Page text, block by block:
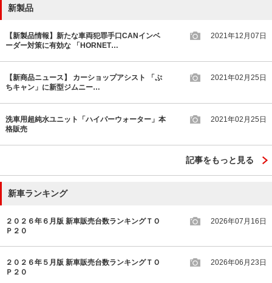
新製品
【新製品情報】新たな車両犯罪手口CANインベ
ーダー対策に有効な 「HORNET…
2021年12月07日
【新商品ニュース】 カーショップアシスト 「ぷ
ちキャン」に新型ジムニー…
2021年02月25日
洗車用超純水ユニット「ハイパーウォーター」本
格販売
2021年02月25日
記事をもっと見る
新車ランキング
２０２６年６月版 新車販売台数ランキングＴＯ
Ｐ２０
2026年07月16日
２０２６年５月版 新車販売台数ランキングＴＯ
Ｐ２０
2026年06月23日